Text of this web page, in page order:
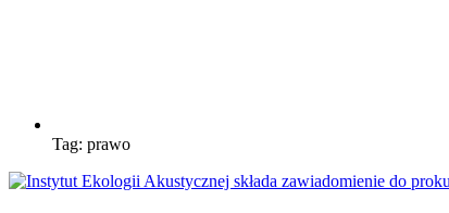
Tag: prawo